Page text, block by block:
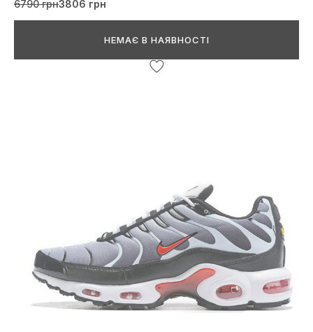
6790 грн3806 грн
НЕМАЄ В НАЯВНОСТІ